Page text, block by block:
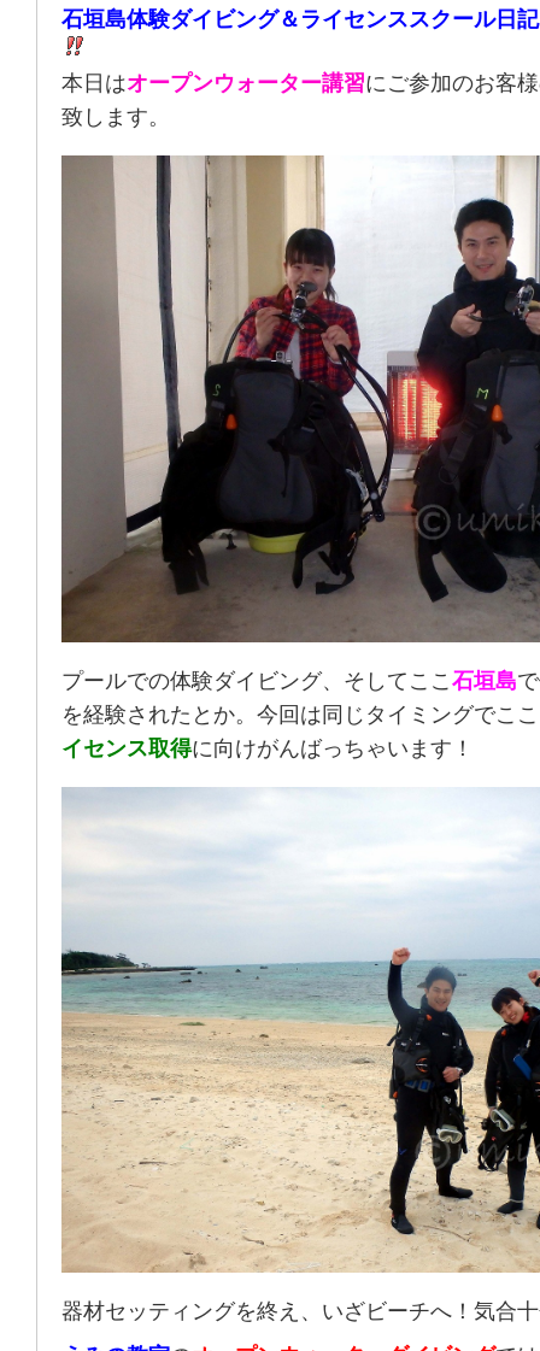
石垣島体験ダイビング＆ライセンススクール日記
本日はオープンウォーター講習にご参加のお客
致します。
プールでの体験ダイビング、そしてここ 石垣島
を経験されたとか。今回は同じタイミングでここ
イセンス取得に向けがんばっちゃいます！
器材セッティングを終え、いざビーチへ！気合